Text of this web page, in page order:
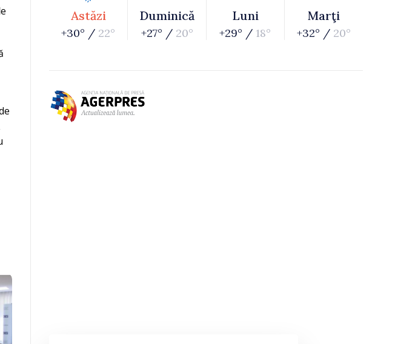
Astăzi
+30° / 22°
Duminică
+27° / 20°
Luni
+29° / 18°
Marţi
+32° / 20°